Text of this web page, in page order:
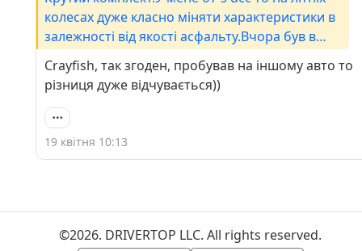
колесах дуже класно міняти характеристики в
залежності від якості асфальту.Вчора був в
Кракові, то в місті їздивму комфорт режимі, а
по трасі - стандарт.
Crayfish, так згоден, пробував на іншому авто то
різниця дуже відчувається))
19 квітня 10:13
©2026. DRIVERTOP LLC. All rights reserved.